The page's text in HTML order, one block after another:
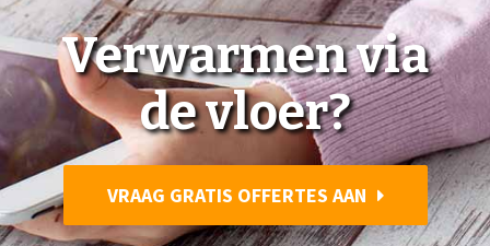
Verwarmen via
de vloer?
VRAAG GRATIS OFFERTES AAN